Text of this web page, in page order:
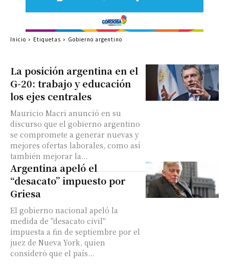
La posición argentina en el
G-20: trabajo y educación
los ejes centrales
Mauricio Macri anunció en su
discurso que el gobierno argentino
se compromete a generar nuevas y
mejores ofertas laborales, como así
también mejorar la...
Argentina apeló el
“desacato” impuesto por
Griesa
El gobierno nacional apeló la
medida de "desacato civil"
impuesta a fin de septiembre por el
juez de Nueva York, quien
consideró que el país...
Inicio Etiquetas Gobierno argentino